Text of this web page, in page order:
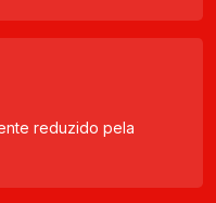
reduzido pela